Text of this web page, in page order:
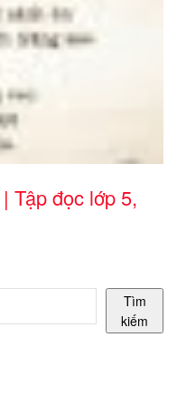
Tập đọc lớp 5,
Tìm
kiếm